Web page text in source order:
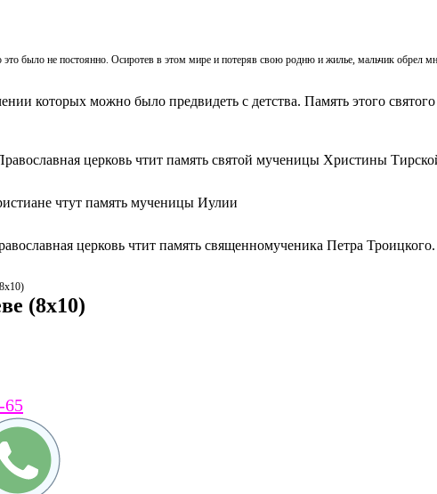
было не постоянно. Осиротев в этом мире и потеряв свою родню и жилье, мальчик обрел
которых можно было предвидеть с детства. Память этого
церковь чтит память святой мученицы Христины
чтут память мученицы Иулии
церковь чтит память священномученика Петра Троицкого.
(8x10)
65